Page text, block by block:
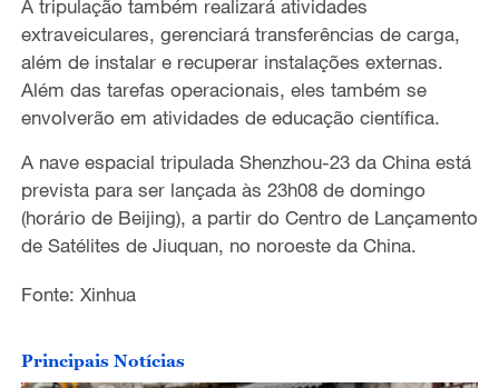
A tripulação também realizará atividades
extraveiculares, gerenciará transferências de carga,
além de instalar e recuperar instalações externas.
Além das tarefas operacionais, eles também se
envolverão em atividades de educação científica.
A nave espacial tripulada Shenzhou-23 da China está
prevista para ser lançada às 23h08 de domingo
(horário de Beijing), a partir do Centro de Lançamento
de Satélites de Jiuquan, no noroeste da China.
Fonte: Xinhua
Principais Notícias